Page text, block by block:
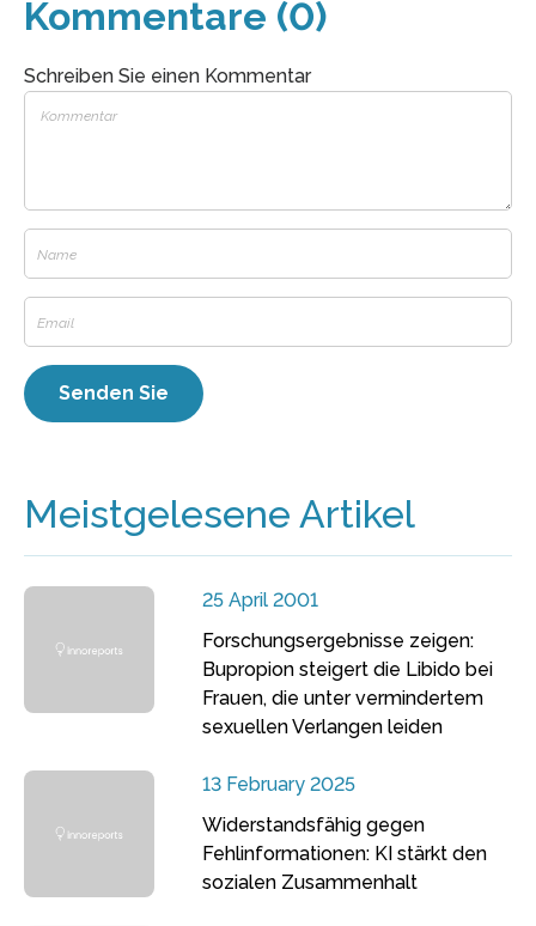
Kommentare (0)
Schreiben Sie einen Kommentar
Meistgelesene Artikel
25 April 2001
Forschungsergebnisse zeigen:
Bupropion steigert die Libido bei
Frauen, die unter vermindertem
sexuellen Verlangen leiden
13 February 2025
Widerstandsfähig gegen
Fehlinformationen: KI stärkt den
sozialen Zusammenhalt